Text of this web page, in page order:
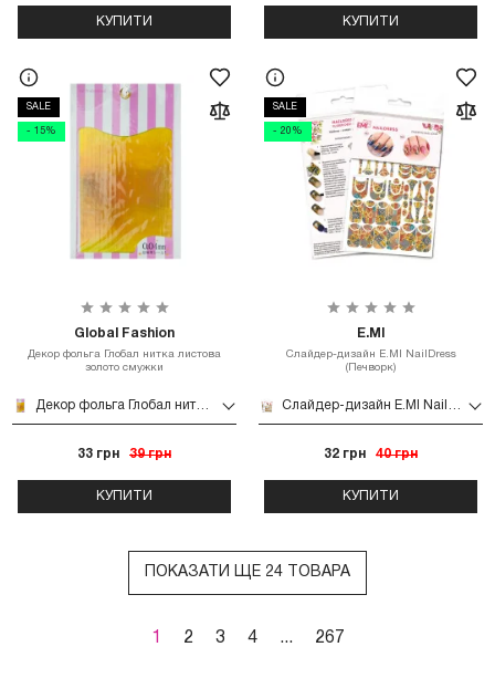
КУПИТИ КУПИТИ
SALE
- 15%
Global Fashion
Декор фольга Глобал нитка листова
золото смужки
Декор фольга Глобал нитка листова золото смужки
33 грн 39 грн
КУПИТИ
SALE
- 20%
E.MI
Слайдер-дизайн E.MI NailDress
(Печворк)
Слайдер-дизайн E.MI NailDress (Печворк)
32 грн 40 грн
КУПИТИ
ПОКАЗАТИ ЩЕ 24 ТОВАРА
1 2 3 4 ... 267